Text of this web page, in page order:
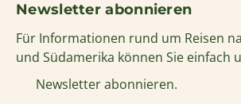
Newsletter abonnieren
Für Informationen rund um Reisen
und Südamerika können Sie einfach
Newsletter abonnieren.